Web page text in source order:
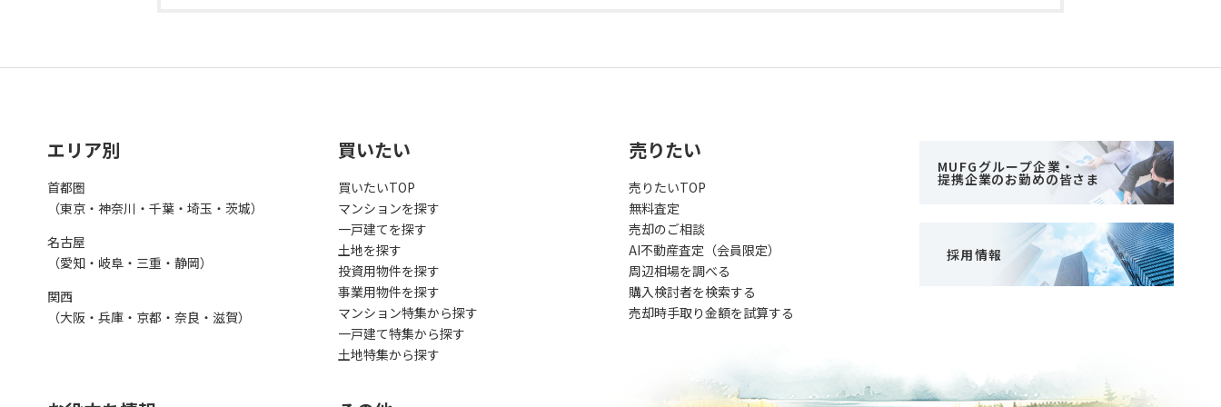
エリア別
首都圏
（東京・神奈川・千葉・埼玉・茨城）
名古屋
（愛知・岐阜・三重・静岡）
関西
（大阪・兵庫・京都・奈良・滋賀）
買いたい
買いたいTOP
マンションを探す
一戸建てを探す
土地を探す
投資用物件を探す
事業用物件を探す
マンション特集から探す
一戸建て特集から探す
土地特集から探す
売りたい
売りたいTOP
無料査定
売却のご相談
AI不動産査定（会員限定）
周辺相場を調べる
購入検討者を検索する
売却時手取り金額を試算する
MUFGグループ企業・
提携企業のお勤めの皆さま
採用情報